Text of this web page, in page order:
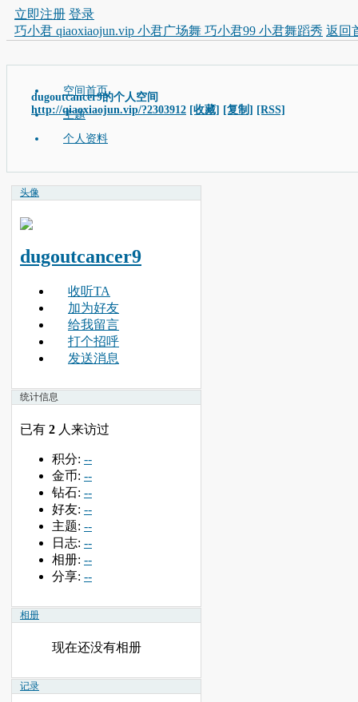
立即注册 登录
巧小君 qiaoxiaojun.vip 小君广场舞 巧小君99 小君舞蹈秀 返回
dugoutcancer9的个人空间
http://qiaoxiaojun.vip/?2303912 [收藏] [复制] [RSS]
空间首页
主题
个人资料
头像
dugoutcancer9
收听TA
加为好友
给我留言
打个招呼
发送消息
统计信息
已有 2 人来访过
积分: --
金币: --
钻石: --
好友: --
主题: --
日志: --
相册: --
分享: --
相册
现在还没有相册
记录